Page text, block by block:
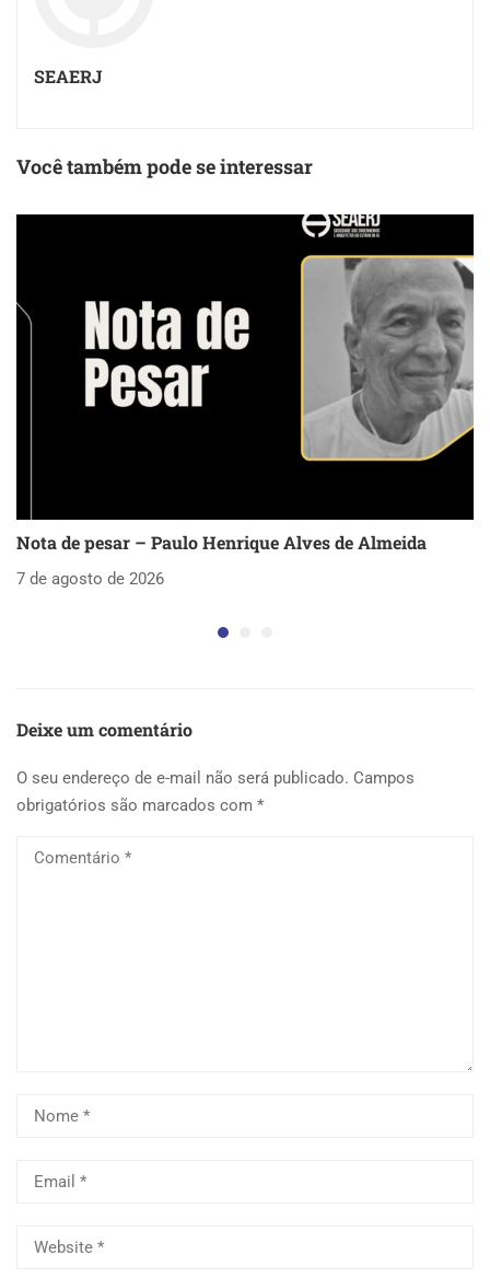
SEAERJ
Você também pode se interessar
Nota de pesar – Paulo Henrique Alves de Almeida
7 de agosto de 2026
Deixe um comentário
O seu endereço de e-mail não será publicado. Campos
obrigatórios são marcados com *